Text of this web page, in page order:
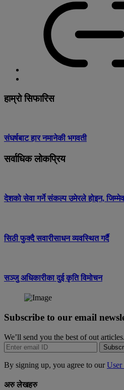
हाम्रो सिफारिस
संघर्षबाट हार नमानेकी भगवती
सर्वाधिक लोकप्रिय
देशको सेवा गर्ने संकल्प उमेरले होइन,
सिठी फुक्दै सवारीसाधन व्यवस्थित गर्दै
सञ्जु अधिकारीका दुई कृति विमोचन
Subscribe to our email
We’ll send you the best of out
By signing up, you agree to ourUser
अरु लेखहरु